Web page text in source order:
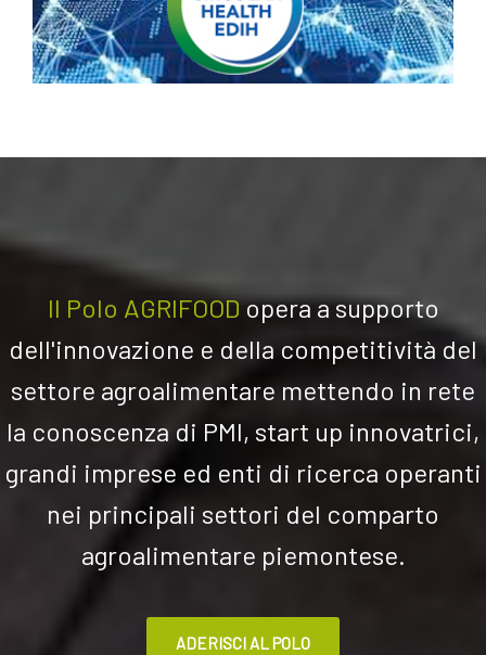
Il Polo AGRIFOODopera a supporto
dell'innovazione e della competitività del
settore agroalimentare mettendo in rete
la conoscenza di PMI, start up innovatrici,
grandi imprese ed enti di ricerca operanti
nei principali settori del comparto
agroalimentare piemontese.
ADERISCI AL POLO